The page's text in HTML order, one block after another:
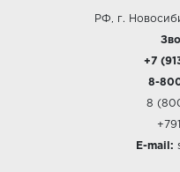
РФ, г.
+7
8-
8
E-mail: